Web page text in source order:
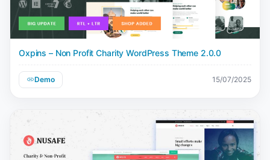
Oxpins – Non Profit Charity WordPress Theme 2.0.0
Demo 15/07/2025